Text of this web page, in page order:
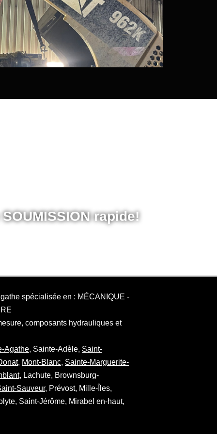
rapide!
spécialisée en : MÉCANIQUE -
composants hydrauliques et
Agathe, Sainte-Adèle, Saint-
, Mont-Blanc, Sainte-Marguerite-
, Lachute, Brownsburg-
Sauveur, Prévost, Mille-Îles,
Saint-Jérôme, Mirabel en-haut,